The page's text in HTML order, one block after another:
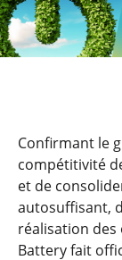
Confirmant le
compétitivité
et de
autosuffisant,
réalisation des
Battery fait